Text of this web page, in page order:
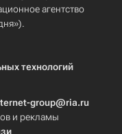
агентство
технологий
group@ria.ru
и рекламы